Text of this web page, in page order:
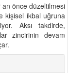
an önce düzeltilmesi
kişisel ikbal uğruna
Aksı takdirde,
zincirinin devam